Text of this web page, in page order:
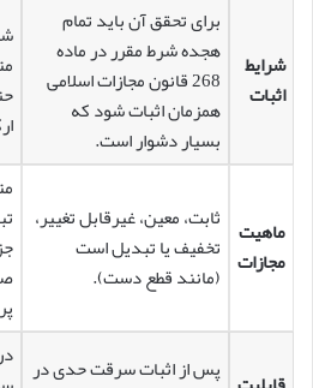
شرایط
اثبات
برای تحقق آن باید تمام
هجده شرط مقرر در ماده
268 قانون مجازات اسلامی
همزمان اثبات شود که
بسیار دشوار است.
ماهیت
مجازات
ثابت، معین، غیرقابل تغییر،
تخفیف یا تبدیل است
(مانند قطع دست).
پس از اثبات سرقت حدی در